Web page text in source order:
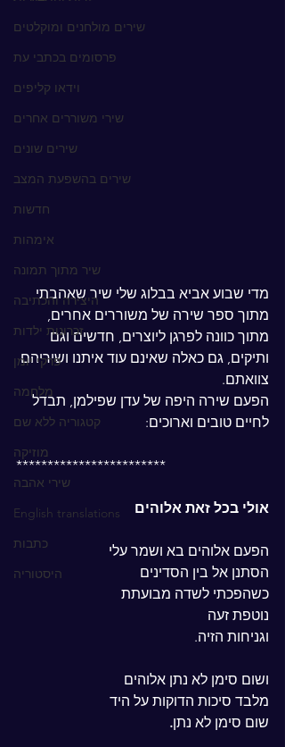
שירים מולחנים ומוקלטים
פרסומים בכתבי עת
וידאו קליפים
שירי משוררים אחרים
שירים שונים
שירים בהשפעת המצב
חדשות
אימהות
שיר מתוך תמונה
היצירה והכתיבה
זכרונות ילדות
פרקי יומן
מלחמה
קטגוריה ללא שם
מוזיקה
שירי אהבה
English translations
כתבות
היסטוריה
מדי שבוע אביא בבלוג שלי שיר שאהבתי
מתוך ספר שירה של משוררים אחרים,
מתוך כוונה לפרגן ליוצרים, חדשים וגם
ותיקים, גם כאלה שאינם עוד איתנו ושיריהם
צוואתם.
הפעם שירה היפה של עדן שפילמן, תבדל
לחיים טובים וארוכים:
************************
אולי בכל זאת אלוהים
הפעם אלוהים בא ושמר עלי
הסתנן אל בין הסדינים
כשהפכתי לשדה מבועתת
נוטפת זעה
וגניחות הזיה.
ושום סימן לא נתן אלוהים
מלבד סיכות הדוקות על היד
שום סימן לא נתן.